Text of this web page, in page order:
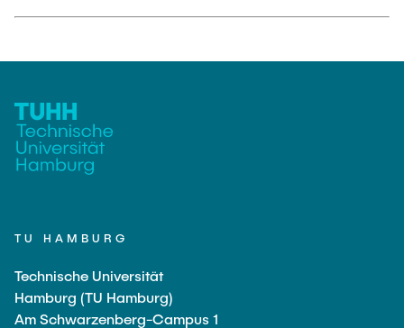
TU HAMBURG
Technische Universität
Hamburg (TU Hamburg)
Am Schwarzenberg-Campus 1